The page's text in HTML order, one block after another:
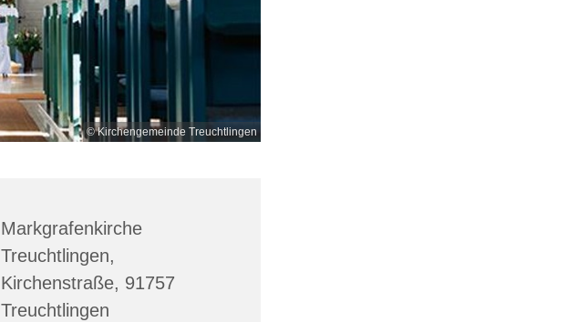
© Kirchengemeinde Treuchtlingen
Markgrafenkirche
Treuchtlingen,
Kirchenstraße, 91757
Treuchtlingen